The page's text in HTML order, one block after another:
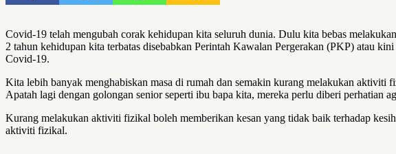
Covid-19 telah mengubah corak kehidupan kita seluruh dunia. Dulu kita bebas
2 tahun kehidupan kita terbatas disebabkan Perintah Kawalan Pergerakan (PKP) atau
Covid-19.
Kita lebih banyak menghabiskan masa di rumah dan semakin kurang melakukan
Apatah lagi dengan golongan senior seperti ibu bapa kita, mereka perlu diberi perhatian
Kurang melakukan aktiviti fizikal boleh memberikan kesan yang tidak baik terhadap
aktiviti fizikal.